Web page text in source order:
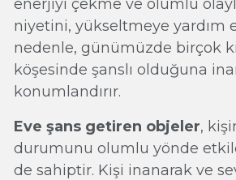
enerjiyi çekme ve olumlu
niyetini, yükseltmeye yardım
nedenle, günümüzde birçok
köşesinde şanslı olduğuna
konumlandırır.
Eve şans getiren objeler,
durumunu olumlu yönde
de sahiptir. Kişi inanarak ve